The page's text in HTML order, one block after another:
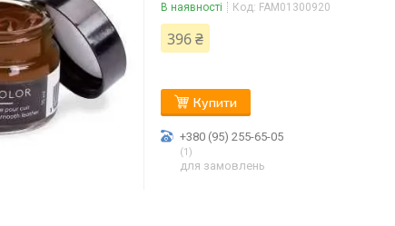
В наявності Код: FAM01300920
396 ₴
Купити
+380 (95) 255-65-05
1
для замовлень